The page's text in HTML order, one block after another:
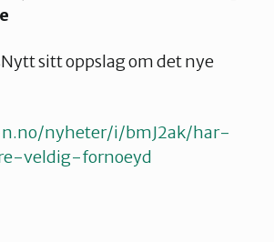
sitt oppslag om det nye
nyheter/i/bmJ2ak/har-
veldig-fornoeyd